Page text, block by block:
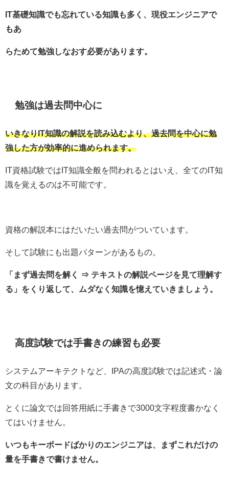
IT基礎知識でも忘れている知識も多く、現役エンジニアで
もあ
らためて勉強しなおす必要があります。
勉強は過去問中心に
いきなりIT知識の解説を読み込むより、過去問を中心に勉
強した方が効率的に進められます。
IT資格試験ではIT知識全般を問われるとはいえ、全てのIT知
識を覚えるのは不可能です。
資格の解説本にはだいたい過去問がついています。
そして試験にも出題パターンがあるもの。
「まず過去問を解く ⇒ テキストの解説ページを見て理解す
る」をくり返して、ムダなく知識を憶えていきましょう。
高度試験では手書きの練習も必要
システムアーキテクトなど、IPAの高度試験では記述式・論
文の科目があります。
とくに論文では回答用紙に手書きで3000文字程度書かなく
てはいけません。
いつもキーボードばかりのエンジニアは、まずこれだけの
量を手書きで書けません。